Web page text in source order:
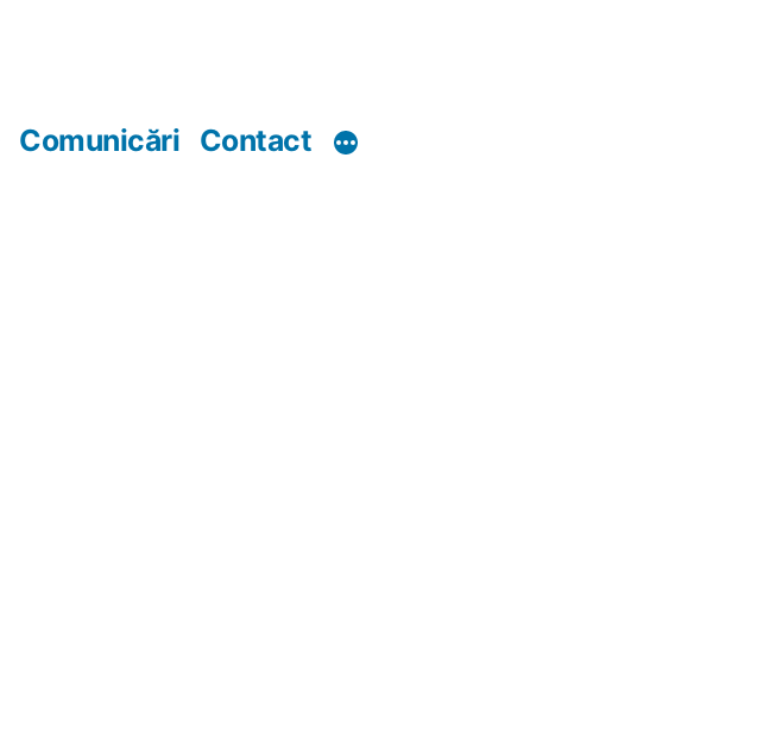
Comunicări Contact